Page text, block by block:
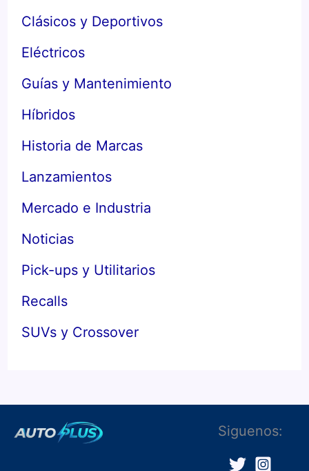
Clásicos y Deportivos
Eléctricos
Guías y Mantenimiento
Híbridos
Historia de Marcas
Lanzamientos
Mercado e Industria
Noticias
Pick-ups y Utilitarios
Recalls
SUVs y Crossover
Siguenos: